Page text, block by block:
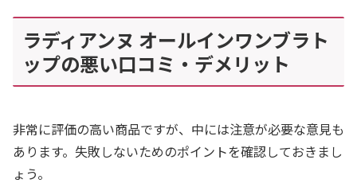
ラディアンヌ オールインワンブラト
ップの悪い口コミ・デメリット
非常に評価の高い商品ですが、中には注意が必要な意見も
あります。失敗しないためのポイントを確認しておきまし
ょう。